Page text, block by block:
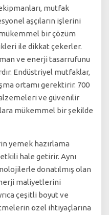
mutfak
aşçıların işlerini
bir çözüm
ile dikkat çekerler.
ve enerji tasarrufunu
Endüstriyel mutfaklar,
ortamı gerektirir. 700
ve güvenilir
mükemmel bir şekilde
yemek hazırlama
hale getirir. Aynı
donatılmış olan
maliyetlerini
çeşitli boyut ve
özel ihtiyaçlarına